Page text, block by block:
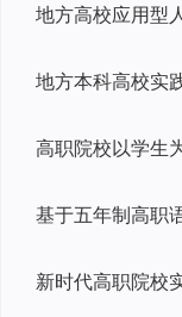
地方高校应用型
地方本科高校实
高职院校以学生
基于五年制高职
新时代高职院校